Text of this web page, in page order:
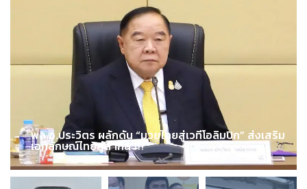
พล.อ.ประวิตร ผลักดัน “มวยไทยสู่เวทีโอลิมปิก” ส่งเสริม
เอกลักษณ์ไทยสู่สากล !!!